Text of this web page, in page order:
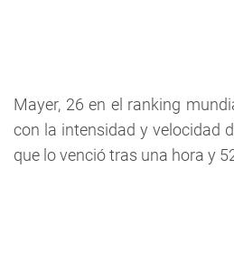
Mayer, 26 en el ranking
con la intensidad y velocidad
que lo venció tras una hora y